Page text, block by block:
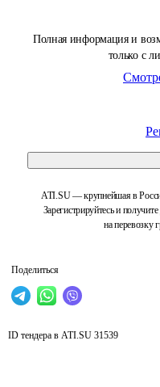
Полная информация и
только с
ATI.SU — крупнейшая в
Зарегистрируйтесь и
на перевозку
Поделиться
ID тендера в ATI.SU 31539